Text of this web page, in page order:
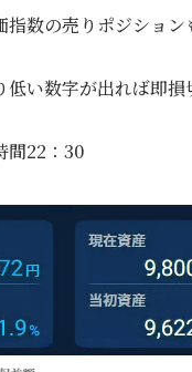
指数の売りポジショ
低い数字が出れば即損
22：30